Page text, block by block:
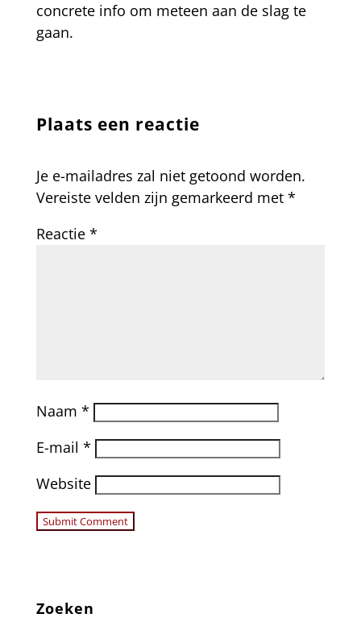
concrete info om meteen aan de slag te
gaan.
Plaats een reactie
Je e-mailadres zal niet getoond worden.
Vereiste velden zijn gemarkeerd met *
Reactie *
Naam *
E-mail *
Website
Zoeken